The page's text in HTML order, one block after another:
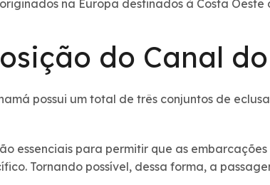
na Europa destinados à Costa Oeste
do Canal
possui um total de três conjuntos de
essenciais para permitir que as
Tornando possível, dessa forma, a